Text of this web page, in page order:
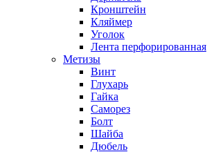
Кронштейн
Кляймер
Уголок
Лента перфорированная
Метизы
Винт
Глухарь
Гайка
Саморез
Болт
Шайба
Дюбель